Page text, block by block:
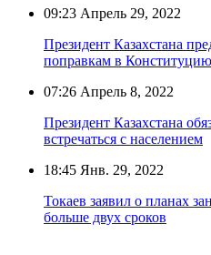
09:23 Апрель 29, 2022
Президент Казахстана
поправкам в Конституцию
07:26 Апрель 8, 2022
Президент Казахстана
встречаться с населением
18:45 Янв. 29, 2022
Токаев заявил о планах
больше двух сроков